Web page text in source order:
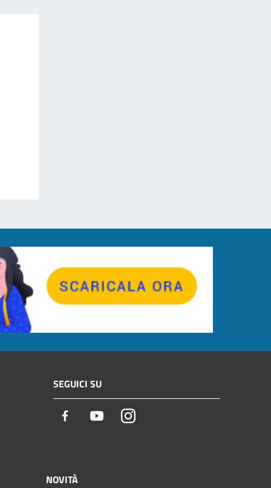
SEGUICI SU
Facebook YoutubeInstagram
NOVITÀ